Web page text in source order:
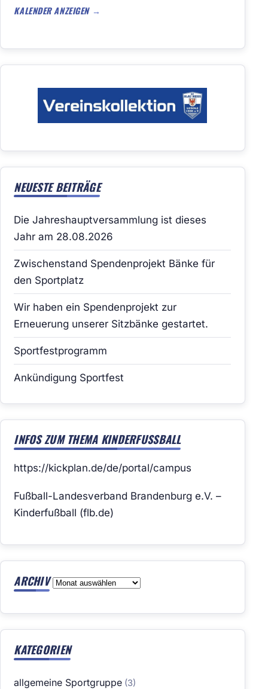
KALENDER ANZEIGEN
NEUESTE BEITRÄGE
Die Jahreshauptversammlung ist dieses
Jahr am 28.08.2026
Zwischenstand Spendenprojekt Bänke für
den Sportplatz
Wir haben ein Spendenprojekt zur
Erneuerung unserer Sitzbänke gestartet.
Sportfestprogramm
Ankündigung Sportfest
INFOS ZUM THEMA KINDERFUSSBALL
https://kickplan.de/de/portal/campus
Fußball-Landesverband Brandenburg e.V. –
Kinderfußball (flb.de)
ARCHIV Archiv
KATEGORIEN
allgemeine Sportgruppe (3)